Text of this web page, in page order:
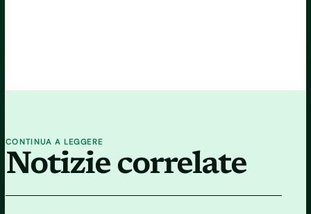
CONTINUA A LEGGERE
Notizie correlate